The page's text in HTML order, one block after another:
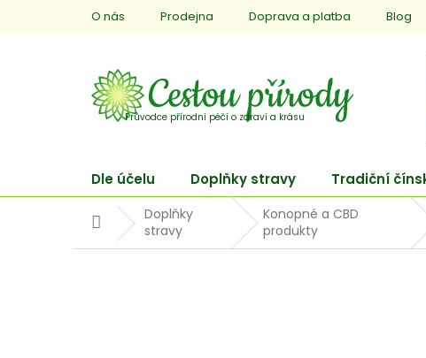
O nás Prodejna Doprava a platba Blog
Dle účelu Doplňky stravy Tradiční
DomůDoplňky
stravy
Konopné a CBD
produkty